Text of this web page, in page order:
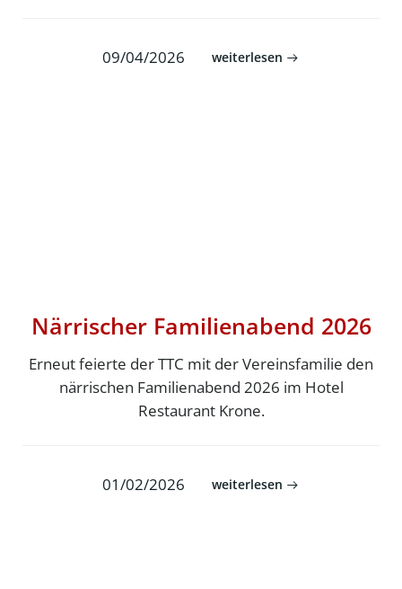
09/04/2026 weiterlesen
Närrischer Familienabend 2026
Erneut feierte der TTC mit der Vereinsfamilie den
närrischen Familienabend 2026 im Hotel
Restaurant Krone.
01/02/2026 weiterlesen